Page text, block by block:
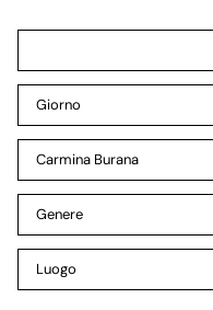
Giorno
Carmina Burana
Genere
Luogo